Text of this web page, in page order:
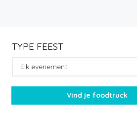
TYPE FEEST
Elk evenement